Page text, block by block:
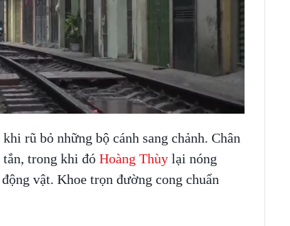
rũ bỏ những bộ cánh sang chảnh. Chân
trong khi đó Hoàng Thùy lại nóng
vật. Khoe trọn đường cong chuẩn